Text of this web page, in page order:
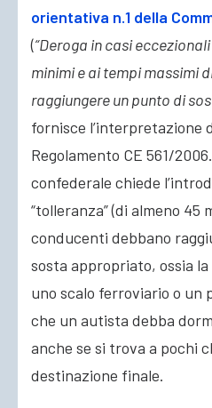
orientativa n.1 della
(“Deroga in casi
minimi e ai tempi massimi
raggiungere un punto di
fornisce l’interpretazione
Regolamento CE 561/
confederale chiede
“tolleranza” (di almeno 45
conducenti debbano
sosta appropriato, ossia la
uno scalo ferroviario o un
che un autista debba
anche se si trova a pochi
destinazione finale.